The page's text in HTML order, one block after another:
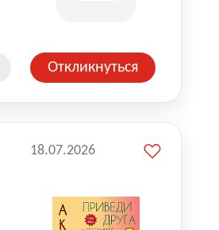
Откликнуться
18.07.2026